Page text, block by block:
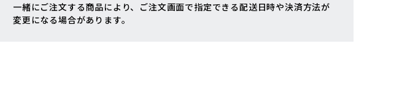
一緒にご注文する商品により、ご注文画面で指定できる配送日時や決済方法が
変更になる場合があります。